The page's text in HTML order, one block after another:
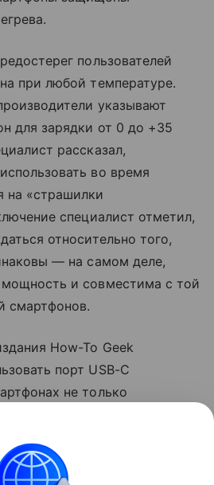
пользователей
при любой температуре.
указывают
для зарядки от 0 до +35
рассказал,
во время
на «страшилки
специалист отметил,
относительно того,
— на самом деле,
и совместима с той
смартфонов.
How-To Geek
порт USB-C
не только
к мониторам.